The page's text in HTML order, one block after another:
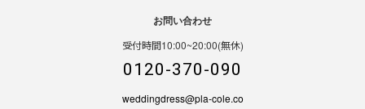
お問い合わせ
受付時間10:00~20:00(無休)
0120-370-090
weddingdress@pla-cole.co